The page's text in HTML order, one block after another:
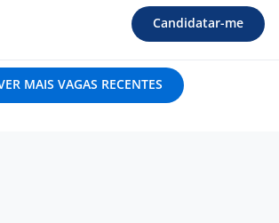
Candidatar-me
MAIS VAGAS RECENTES